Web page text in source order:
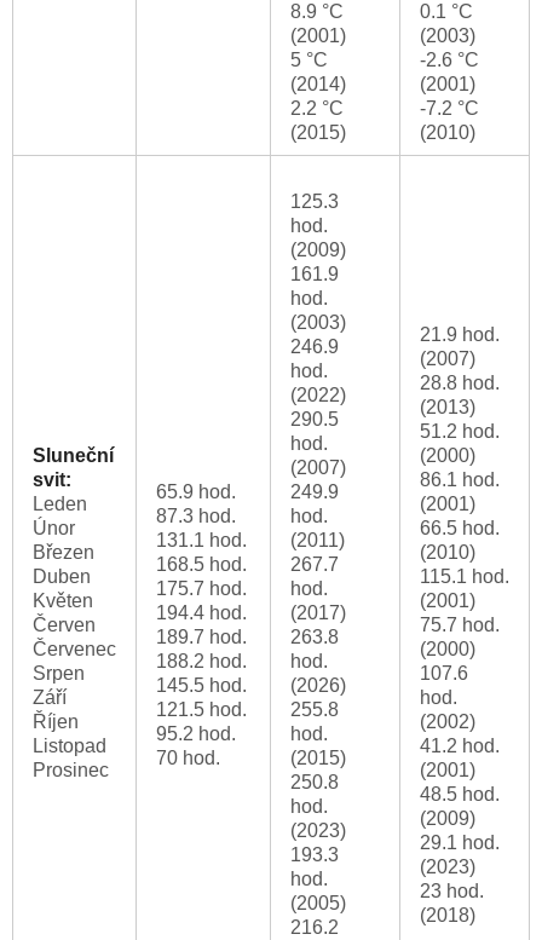
8.9 °C
(2001)
5 °C
(2014)
2.2 °C
(2015)
0.1 °C
(2003)
-2.6 °C
(2001)
-7.2 °C
(2010)
Sluneční
svit:
Leden
Únor
Březen
Duben
Květen
Červen
Červenec
Srpen
Září
Říjen
Listopad
Prosinec
65.9 hod.
87.3 hod.
131.1 hod.
168.5 hod.
175.7 hod.
194.4 hod.
189.7 hod.
188.2 hod.
145.5 hod.
121.5 hod.
95.2 hod.
70 hod.
125.3
hod.
(2009)
161.9
hod.
(2003)
246.9
hod.
(2022)
290.5
hod.
(2007)
249.9
hod.
(2011)
267.7
hod.
(2017)
263.8
hod.
(2026)
255.8
hod.
(2015)
250.8
hod.
(2023)
193.3
hod.
(2005)
216.2
21.9 hod.
(2007)
28.8 hod.
(2013)
51.2 hod.
(2000)
86.1 hod.
(2001)
66.5 hod.
(2010)
115.1 hod.
(2001)
75.7 hod.
(2000)
107.6
hod.
(2002)
41.2 hod.
(2001)
48.5 hod.
(2009)
29.1 hod.
(2023)
23 hod.
(2018)